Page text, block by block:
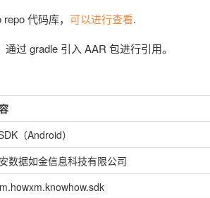
代码库， 可以进行查看.
过 gradle 引入 AAR 包进行引用。
（Android）
数据如金信息科技有限公司